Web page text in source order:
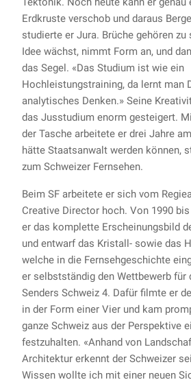
Erdkruste verschob und daraus
studierte er Jura. Brüche ­gehören zu
Idee wächst, nimmt Form an, und
das Segel. «Das Studium ist wie ein
Hochleistungstraining, da lernt man
analytisches Denken.» Seine
das Jusstudium enorm gesteigert.
der Tasche arbeitete er drei Jahre
hätte Staatsanwalt werden können,
zum Schweizer Fernsehen.
Beim SF arbeitete er sich vom
Creative Director hoch. Von 1990
er das komplette Erscheinungsbild
und entwarf das Kristall- sowie das
welche in die Fernsehgeschichte
er selbstständig den Wettbewerb für
Senders Schweiz 4. Dafür filmte er
in der Form einer Vier und kam
ganze Schweiz aus der Perspektive
festzuhalten. «Anhand von
Architektur erkennt der Schweizer
Wissen wollte ich mit einer neuen